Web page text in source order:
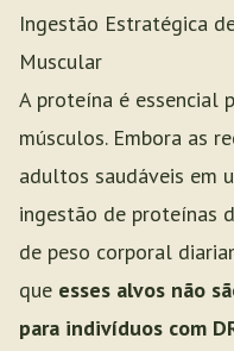
Ingestão Estratégica
Muscular
A proteína é essencial
músculos. Embora as
adultos saudáveis em
ingestão de proteínas
de peso corporal
que esses alvos não
para indivíduos com